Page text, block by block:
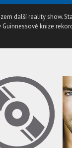
další reality show.
knize